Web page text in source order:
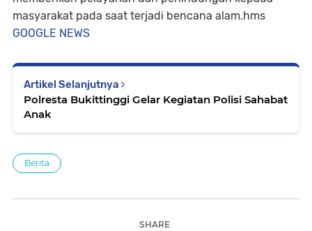
masyarakat pada saat terjadi bencana alam.hms
GOOGLE NEWS
Artikel Selanjutnya
Polresta Bukittinggi Gelar Kegiatan Polisi Sahabat
Anak
Berita
SHARE